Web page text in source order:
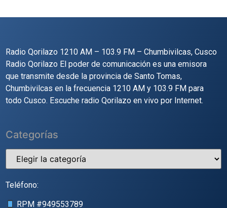
Radio Qorilazo 1210 AM – 103.9 FM – Chumbivilcas, Cusco
Radio Qorilazo El poder de comunicación es una emisora
que transmite desde la provincia de Santo Tomas,
Chumbivilcas en la frecuencia 1210 AM y 103.9 FM para
todo Cusco. Escuche radio Qorilazo en vivo por Internet.
Categorías
Teléfono:
RPM #949553789